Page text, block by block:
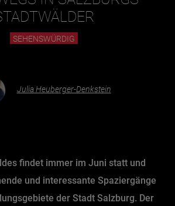
SEHENSWÜRDIG
Julia Heuberger-Denkstein
findet immer im Juni statt und
und interessante Spaziergänge
der Stadt Salzburg. Der